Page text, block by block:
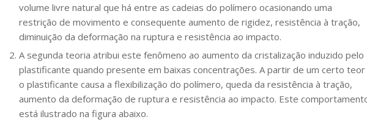
volume livre natural que há entre as cadeias do polímero ocasionando uma
restrição de movimento e consequente aumento de rigidez, resistência à tração,
diminuição da deformação na ruptura e resistência ao impacto.
A segunda teoria atribui este fenômeno ao aumento da cristalização induzido pelo
plastificante quando presente em baixas concentrações. A partir de um certo teor
o plastificante causa a flexibilização do polímero, queda da resistência à tração,
aumento da deformação de ruptura e resistência ao impacto. Este
está ilustrado na figura abaixo.